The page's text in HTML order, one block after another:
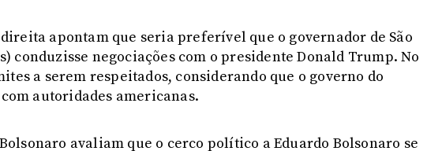
apontam que seria preferível que o governador de São
conduzisse negociações com o presidente Donald Trump. No
a serem respeitados, considerando que o governo do
autoridades americanas.
avaliam que o cerco político a Eduardo Bolsonaro se